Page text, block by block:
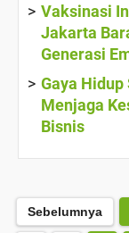
Vaksinasi
Jakarta
Generasi
Gaya Hidup
Menjaga
Bisnis
Sebelumnya